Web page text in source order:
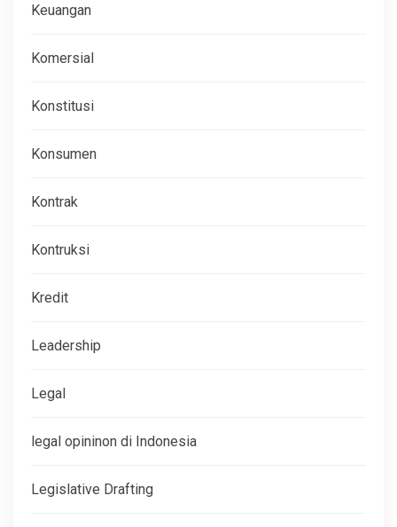
Keuangan
Komersial
Konstitusi
Konsumen
Kontrak
Kontruksi
Kredit
Leadership
Legal
legal opininon di Indonesia
Legislative Drafting